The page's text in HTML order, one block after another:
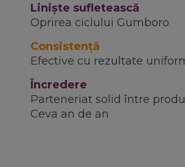
Linişte sufletească
Oprirea ciclului Gumboro
Consistență
Efective cu rezultate
Încredere
Parteneriat solid între
Ceva an de an